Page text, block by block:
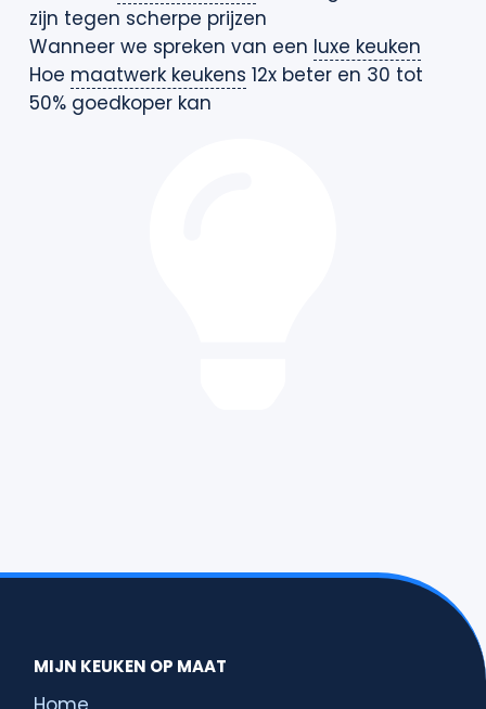
zijn tegen scherpe prijzen
Wanneer we spreken van een luxe keuken
Hoe maatwerk keukens 12x beter en 30 tot
50% goedkoper kan
MIJN KEUKEN OP MAAT